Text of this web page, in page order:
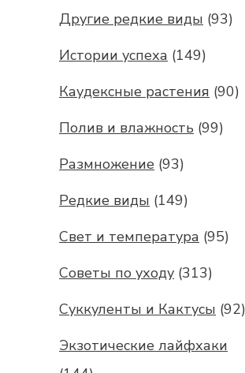
Другие редкие виды (93)
Истории успеха (149)
Каудексные растения (90)
Полив и влажность (99)
Размножение (93)
Редкие виды (149)
Свет и температура (95)
Советы по уходу (313)
Суккуленты и Кактусы (92)
Экзотические лайфхаки